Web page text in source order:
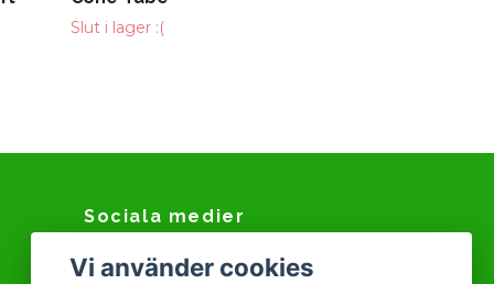
Slut i lager :(
Sociala medier
Facebook
Vi använder cookies